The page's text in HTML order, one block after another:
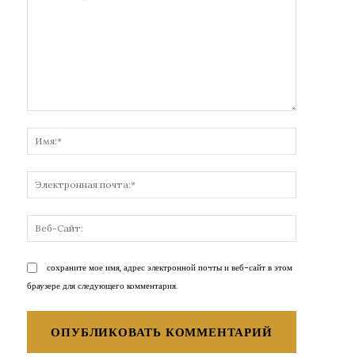
почта:*
Сайт:
сохраните мое имя, адрес электронной почты и веб-сайт в этом
браузере для следующего комментария.